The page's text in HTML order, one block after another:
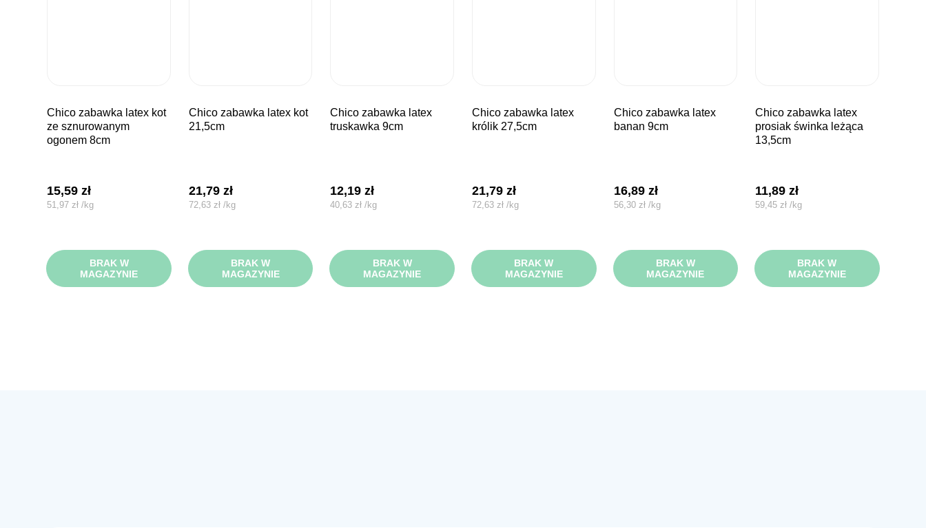
chico zabawka latex kot
ze sznurowanym
ogonem 8cm
15,59zł
51,97zł /kg
BRAK W
MAGAZYNIE
chico zabawka latex kot
21,5cm
21,79 zł
72,63 zł /kg
BRAK W
MAGAZYNIE
chico zabawka latex
truskawka 9cm
12,19zł
40,63zł /kg
BRAK W
MAGAZYNIE
chico zabawka latex
królik 27,5cm
21,79 zł
72,63 zł /kg
BRAK W
MAGAZYNIE
chico zabawka latex
banan 9cm
16,89 zł
56,30 zł /kg
BRAK W
MAGAZYNIE
chico zabawka latex
prosiak świnka leżąca
13,5cm
11,89zł
59,45zł /kg
BRAK W
MAGAZYNIE